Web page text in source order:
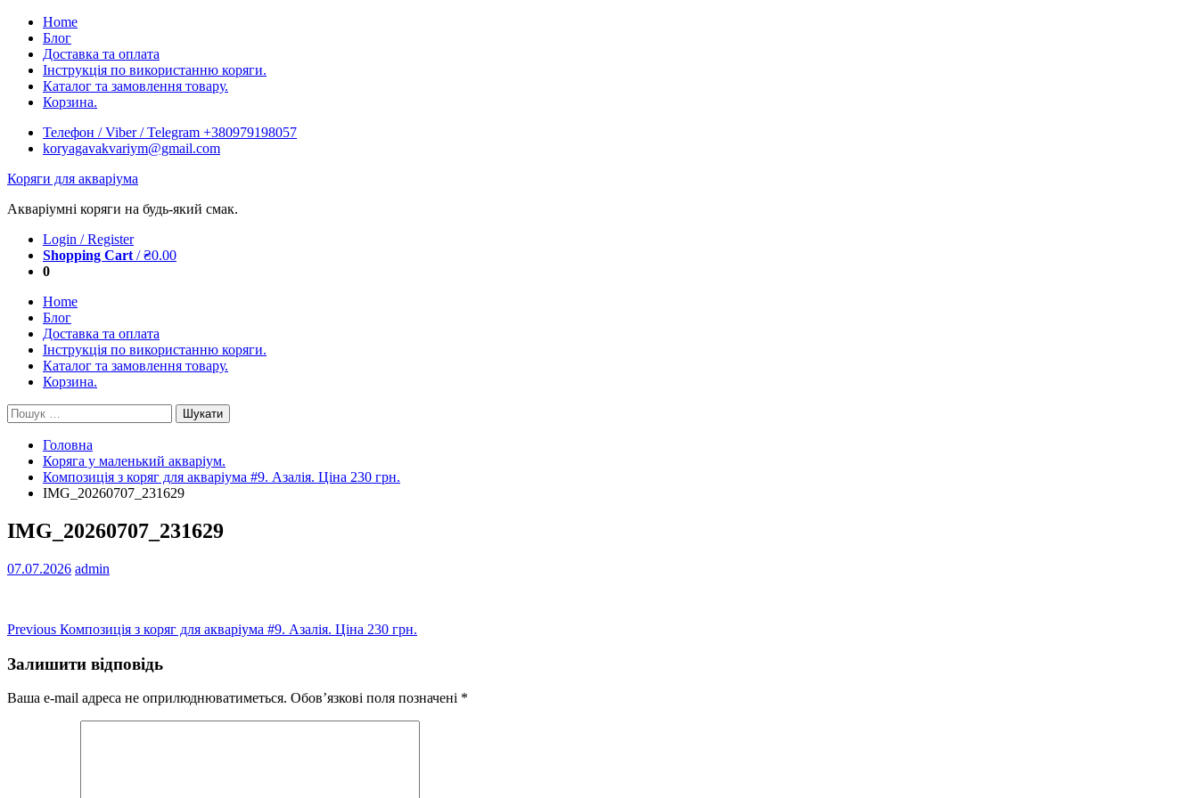
Skip
content
Home
Блог
Доставка та оплата
Інструкція по використанню коряги.
Каталог та замовлення товару.
Корзина.
Телефон / Viber / Telegram +380979198057
koryagavakvariym@gmail.com
Коряги для акваріума
Акваріумні коряги на будь-який смак.
Login / Register
Shopping Cart /₴0.00
0
Home
Блог
Доставка та оплата
Інструкція по використанню коряги.
Каталог та замовлення товару.
Корзина.
Пошук:
Головна
Коряга у маленький акваріум.
Композиція з коряг для акваріума #9. Азалія. Ціна 230 грн.
IMG_20260707_231629
IMG_20260707_231629
07.07.2026 admin
Навігація
записів
Previous Previous
Композиція з коряг для акваріума #9. Азалія. Ціна 230 грн.
Залишити відповідь
Ваша e-mail адреса не оприлюднюватиметься. Обов’язкові поля позначені *